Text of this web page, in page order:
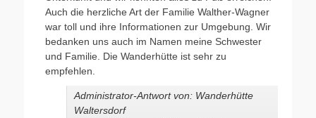
Auch die herzliche Art der Familie Walther-Wagner
war toll und ihre Informationen zur Umgebung. Wir
bedanken uns auch im Namen meine Schwester
und Familie. Die Wanderhütte ist sehr zu
empfehlen.
Administrator-Antwort von: Wanderhütte
Waltersdorf